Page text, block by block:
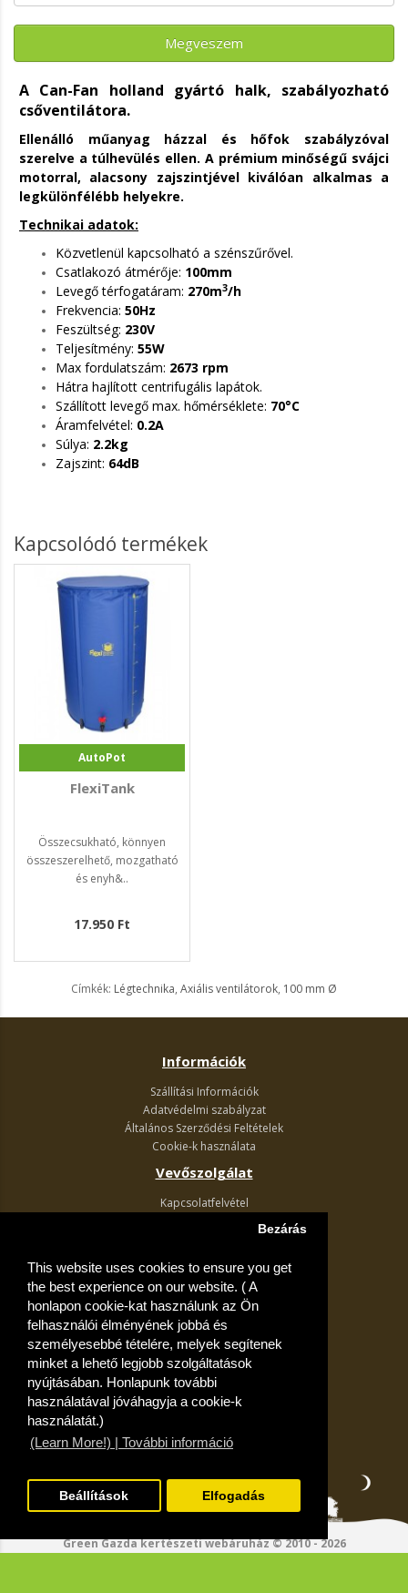
This website uses cookies to ensure you get
the best experience on our website. ( A
honlapon cookie-kat használunk az Ön
felhasználói élményének jobbá és
személyesebbé tételére, melyek segítenek
minket a lehető legjobb szolgáltatások
nyújtásában. Honlapunk további
használatával jóváhagyja a cookie-k
használatát.)
(Learn More!) | További információ
Bezárás
Beállítások Elfogadás
Megveszem
A Can-Fan holland gyártó halk, szabályozható
csőventilátora.
Ellenálló műanyag házzal és hőfok szabályzóval
szerelve a túlhevülés ellen. A prémium minőségű svájci
motorral, alacsony zajszintjével kiválóan alkalmas a
legkülönfélébb helyekre.
Technikai adatok:
Közvetlenül kapcsolható a szénszűrővel.
Csatlakozó átmérője: 100mm
Levegő térfogatáram: 270m3/h
Frekvencia: 50Hz
Feszültség: 230V
Teljesítmény: 55W
Max fordulatszám: 2673 rpm
Hátra hajlított centrifugális lapátok.
Szállított levegő max. hőmérséklete: 70°C
Áramfelvétel: 0.2A
Súlya: 2.2kg
Zajszint: 64dB
Kapcsolódó termékek
AutoPot
FlexiTank
Összecsukható, könnyen
összeszerelhető, mozgatható
és enyh&..
17.950 Ft
Címkék: Légtechnika, Axiális ventilátorok, 100 mm Ø
Információk
Szállítási Információk
Adatvédelmi szabályzat
Általános Szerződési Feltételek
Cookie-k használata
Vevőszolgálat
Kapcsolatfelvétel
Akciós ajánlatok
Fiók
Kívánságlista
Green Gazda kertészeti webáruház © 2010 - 2026